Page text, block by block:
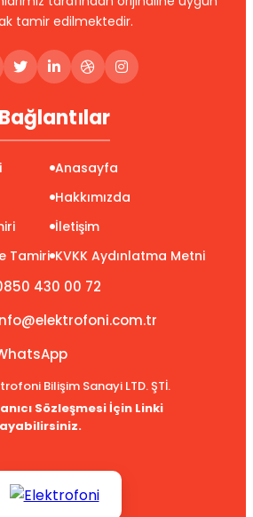
tamir edilmektedir.
Bağlantılar
Tamiri
Anasayfa
Hakkımızda
İletişim
KVKK Aydınlatma Metni
430 00 72
Bilişim Sanayi LTD. ŞTİ.
Sözleşmesi İçin Linki